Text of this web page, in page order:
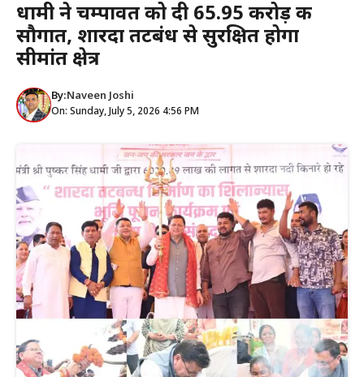
धामी ने चम्पावत को दी ₹65.95 करोड़ की
सौगात, शारदा तटबंध से सुरक्षित होगा
सीमांत क्षेत्र
By:Naveen Joshi
On: Sunday, July 5, 2026 4:56 PM